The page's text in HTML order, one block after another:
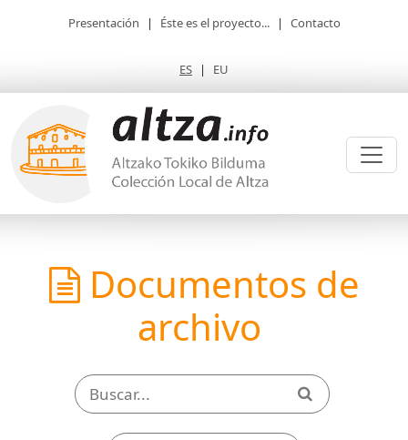
Presentación | Éste es el proyecto... | Contacto
ES | EU
Documentos de
archivo